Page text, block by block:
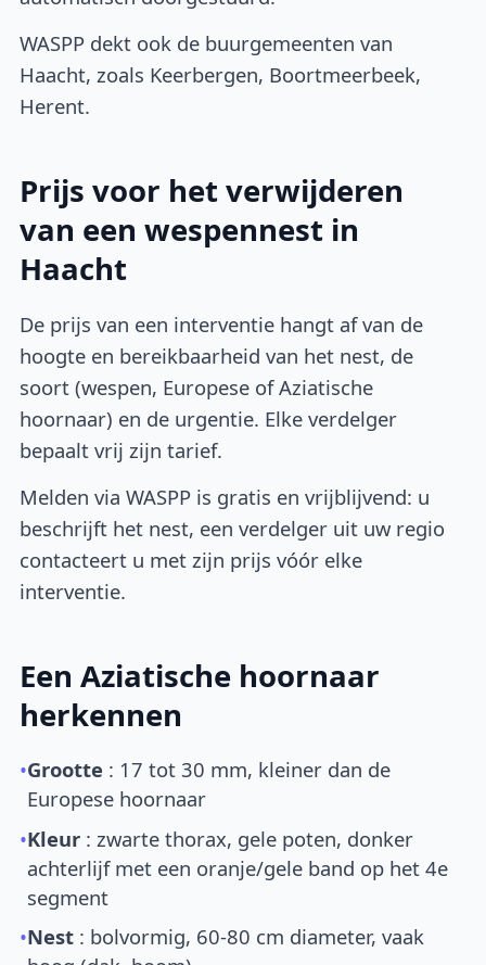
WASPP dekt ook de buurgemeenten van
Haacht, zoals Keerbergen, Boortmeerbeek,
Herent.
Prijs voor het verwijderen
van een wespennest in
Haacht
De prijs van een interventie hangt af van de
hoogte en bereikbaarheid van het nest, de
soort (wespen, Europese of Aziatische
hoornaar) en de urgentie. Elke verdelger
bepaalt vrij zijn tarief.
Melden via WASPP is gratis en vrijblijvend: u
beschrijft het nest, een verdelger uit uw regio
contacteert u met zijn prijs vóór elke
interventie.
Een Aziatische hoornaar
herkennen
•Grootte : 17 tot 30 mm, kleiner dan de
Europese hoornaar
•Kleur : zwarte thorax, gele poten, donker
achterlijf met een oranje/gele band op het 4e
segment
•Nest : bolvormig, 60-80 cm diameter, vaak